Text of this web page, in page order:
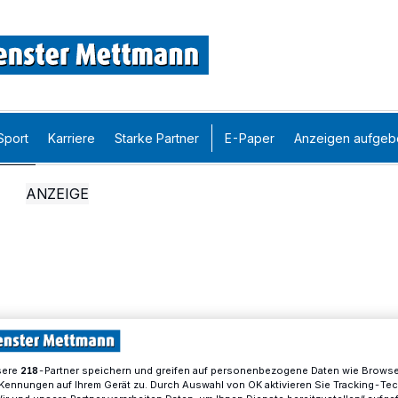
Karriere Starke Partner E-Paper Anzeigen
218-Partner speichern und greifen auf personenbezogene Daten wie
auf Ihrem Gerät zu. Durch Auswahl von OK aktivieren Sie Tracking-